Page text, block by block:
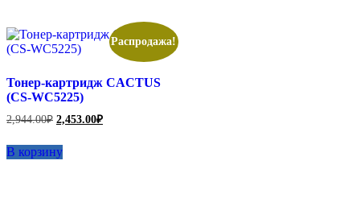
Распродажа!
Тонер-картридж CACTUS
(CS-WC5225)
2,944.00₽ Первоначальная
составляла
2,944.00₽.
2,453.00₽Текущая
В корзину